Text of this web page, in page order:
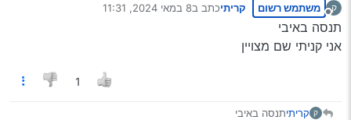
ק
מנותק
משתמש רשום קריתיכתב ב8 במאי 2024, 11:31
נערך לאחרונה על ידי
תנסה באיבי
אני קניתי שם מצויין
1
ק קריתיתנסה באיבי